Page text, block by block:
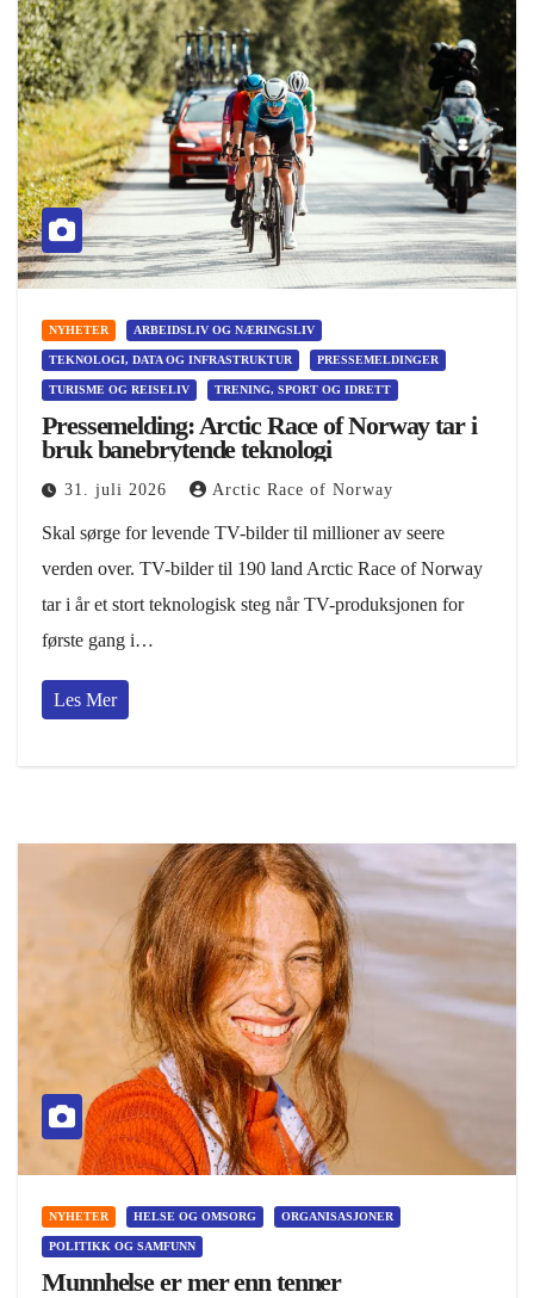
NYHETER ARBEIDSLIV OG NÆRINGSLIV
TEKNOLOGI, DATA OG INFRASTRUKTUR PRESSEMELDINGER
TURISME OG REISELIV TRENING, SPORT OG IDRETT
Pressemelding: Arctic Race of Norway tar i
bruk banebrytende teknologi
31. juli 2026 Arctic Race of Norway
Skal sørge for levende TV-bilder til millioner av seere
verden over. TV-bilder til 190 land Arctic Race of Norway
tar i år et stort teknologisk steg når TV-produksjonen for
første gang i…
Les Mer
NYHETER HELSE OG OMSORG ORGANISASJONER
POLITIKK OG SAMFUNN
Munnhelse er mer enn tenner